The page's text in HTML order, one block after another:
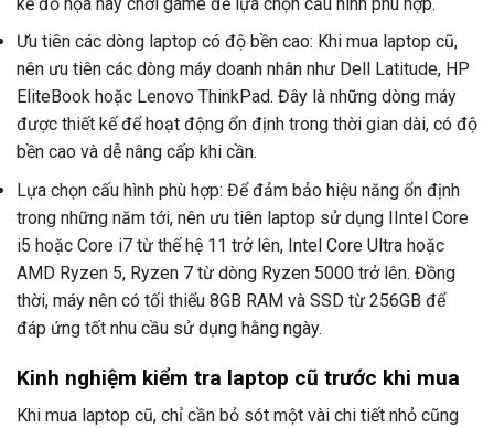
Ưu tiên các dòng laptop có độ bền cao: Khi mua laptop cũ,
nên ưu tiên các dòng máy doanh nhân như Dell Latitude, HP
EliteBook hoặc Lenovo ThinkPad. Đây là những dòng máy
được thiết kế để hoạt động ổn định trong thời gian dài, có độ
bền cao và dễ nâng cấp khi cần.
Lựa chọn cấu hình phù hợp: Để đảm bảo hiệu năng ổn định
trong những năm tới, nên ưu tiên laptop sử dụng IIntel Core
i5 hoặc Core i7 từ thế hệ 11 trở lên, Intel Core Ultra hoặc
AMD Ryzen 5, Ryzen 7 từ dòng Ryzen 5000 trở lên. Đồng
thời, máy nên có tối thiểu 8GB RAM và SSD từ 256GB để
đáp ứng tốt nhu cầu sử dụng hằng ngày.
Kinh nghiệm kiểm tra laptop cũ trước khi mua
Khi mua laptop cũ, chỉ cần bỏ sót một vài chi tiết nhỏ cũng